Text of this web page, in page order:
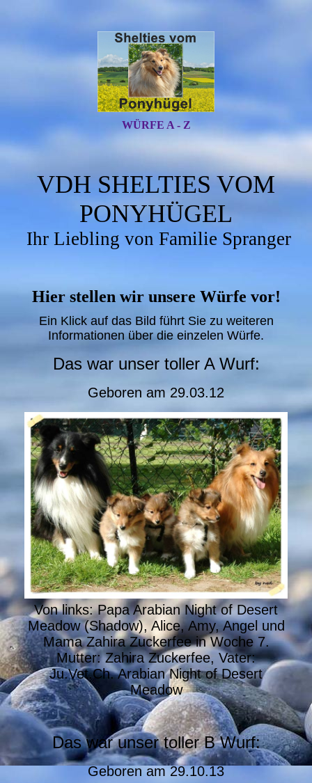
WÜRFE A - Z
VDH SHELTIES VOM
PONYHÜGEL
Ihr Liebling von Familie Spranger
Hier stellen wir unsere Würfe vor!
Ein Klick auf das Bild führt Sie zu weiteren
Informationen über die einzelen Würfe.
Das war unser toller A Wurf:
Geboren am 29.03.12
Von links: Papa Arabian Night of Desert
Meadow (Shadow), Alice, Amy, Angel und
Mama Zahira Zuckerfee in Woche 7.
Mutter: Zahira Zuckerfee, Vater:
Ju.Vet.Ch. Arabian Night of Desert
Meadow
Das war unser toller B Wurf:
Geboren am 29.10.13